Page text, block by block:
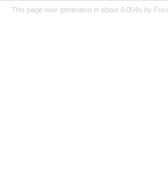
This page was generated in about 0.004s by